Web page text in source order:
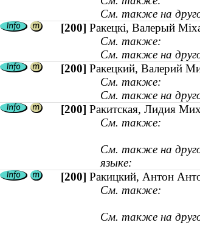
См. также на
[200] Ракецкі, Валерый
См. также:
См. также на
[200] Ракецкий, Валерий
См. также:
См. также на
[200] Ракитская, Лидия
См. также:
См. также на
языке:
[200] Ракицкий, Антон
См. также:
См. также на